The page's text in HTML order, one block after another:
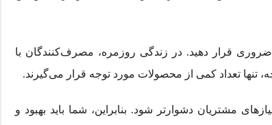
قرار دهید. در زندگی روزمره، مصرف‌کنندگان با
تنها تعداد کمی از محصولات مورد توجه قرار می‌گیرند.
مشتریان دشوارتر شود. بنابراین، شما باید بهبود و